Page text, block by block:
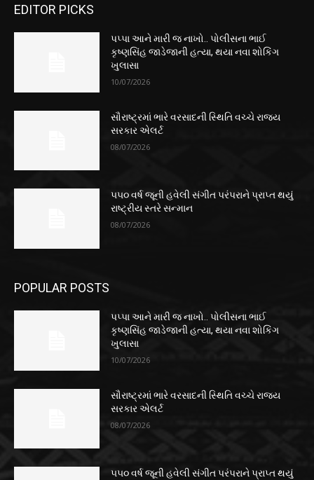
EDITOR PICKS
પપ્પા આને મારી જ નાખો.. પોલીસના ભાઈ
કૃષ્ણસિંહ જાડેજાની હત્યા, થયા નવા શોકિંગ
ખુલાસા
10/07/2026
સૌરાષ્ટ્રમાં ભારે વરસાદની સ્થિતિ વચ્ચે રાજ્ય
સરકાર એલર્ટ
08/07/2026
૫૫૦ વર્ષ જૂની હવેલી સંગીત પરંપરાને પ્રાપ્ત થયું
રાષ્ટ્રીય સ્તરે સન્માન
08/07/2026
POPULAR POSTS
પપ્પા આને મારી જ નાખો.. પોલીસના ભાઈ
કૃષ્ણસિંહ જાડેજાની હત્યા, થયા નવા શોકિંગ
ખુલાસા
10/07/2026
સૌરાષ્ટ્રમાં ભારે વરસાદની સ્થિતિ વચ્ચે રાજ્ય
સરકાર એલર્ટ
08/07/2026
૫૫૦ વર્ષ જૂની હવેલી સંગીત પરંપરાને પ્રાપ્ત થયું